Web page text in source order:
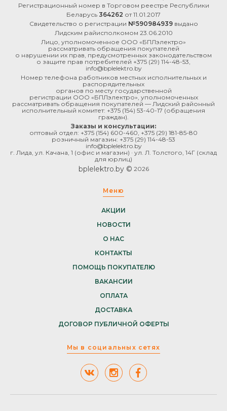
Регистрационный номер в Торговом реестре Республики
Беларусь 364262 от 11.01.2017
Свидетельство о регистрации №590984939выдано
Лидским райисполкомом 23.06.2010
Лицо, уполномоченное ООО «БПЛэлектро»
рассматривать обращения покупателей
о нарушении их прав, предусмотренных законодательством
о защите прав потребителей +375 (29) 114-48-53
info@bplelektro.by
Номер телефона работников местных исполнительных и
распорядительных
органов по месту государственной
регистрации ООО «БПЛэлектро», уполномоченных
рассматривать обращения покупателей — Лидский районный
исполнительный комитет: +375 (154) 53-40-17 (обращения
граждан).
Заказы и консультации:
оптовый отдел: +375 (154) 600-460 +375 (29) 181-85-80
розничный магазин: +375 (29) 114-48-53
info@bplelektro.by
г. Лида, ул. Качана, 1 (офис и магазин) · ул. Л. Толстого, 14Г (склад
для юрлиц)
bplelektro.by © 2026
Меню
АКЦИИ
НОВОСТИ
О НАС
КОНТАКТЫ
ПОМОЩЬ ПОКУПАТЕЛЮ
ВАКАНСИИ
ОПЛАТА
ДОСТАВКА
ДОГОВОР ПУБЛИЧНОЙ ОФЕРТЫ
Мы в социальных сетях